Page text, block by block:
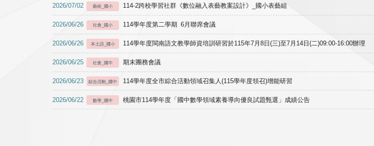
2026/07/02 藝術_國小 114-2跨校學習社群《數位融入表藝教案設計》_國小表藝組
2026/06/26 社會_國小 114學年度第二學期 6月聯席會議
2026/06/26 本土語_國小 114學年度閩南語文教學師資培訓研習於115年7月8日(三)至7月14日(二)09:00-16:00辦理
2026/06/25 社會_國中 期末團務會議
2026/06/23 綜合活動_國中 114學年度全市綜合活動領域召集人(115學年度領召)增能研習
2026/06/22 數學_國中 桃園市114學年度「國中數學領域素養導向優良試題甄選」成績公告